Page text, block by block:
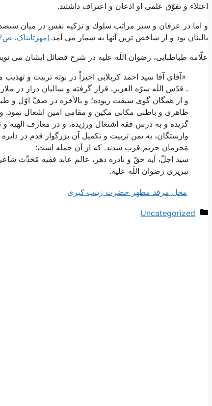
اعتلاء و تفوّق علمى او اذعان و اعتراف داشتند.
و اما در عرفان و سير مراتب سلوك و تزكيه نفس در ميان سيصد
بالبنان بود و از شاخص ترین آنها به شمار می آمد.(مهرتابناک، ص32)
علّامه طباطبايى، رضوان اللَه عليه‏ در شرح فضائل ایشان می
«آقاى آقا سيد احمد كربلايى اخيراً در بوته تربيت و
ـ قدّس اللَه سرّه العزيزـ قرار گرفته و ساليان دراز در
و از همگان گوى سبقت ربوده؛ و بالأخره در صفّ اوّل و
ظاهرى و باطنى مكانى مكين و مقامى امين اشغال
گزيده و به درس فقه اشتغال ورزيده، و در معارف الهيه
وارستگان، به يمن تربيت و تكميل آن بزرگوار قدم در
مَحرمان حريم قرب شدند. كه از آن جمله است:
سيد اجلّ، آيه حقّ و نادره دهر، عالم عابد فقيه مُحَدِّث
تبريزى رضوان اللَه علیه.
محل مرقد مطهر حضرت زینب کبری
دسته‌ها
Uncategorized